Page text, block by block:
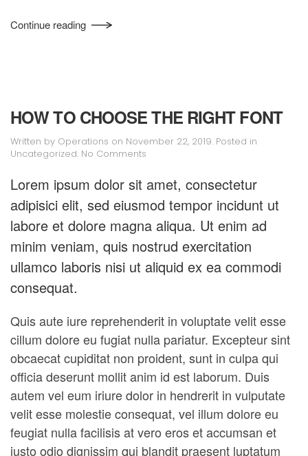
Continue reading
HOW TO CHOOSE THE RIGHT FONT
Written by Operations on November 22, 2019. Posted in
Uncategorized. No Comments
Choose
the
Right
Font
Lorem ipsum dolor sit amet, consectetur
adipisici elit, sed eiusmod tempor incidunt ut
labore et dolore magna aliqua. Ut enim ad
minim veniam, quis nostrud exercitation
ullamco laboris nisi ut aliquid ex ea commodi
consequat.
Quis aute iure reprehenderit in voluptate velit esse
cillum dolore eu fugiat nulla pariatur. Excepteur sint
obcaecat cupiditat non proident, sunt in culpa qui
officia deserunt mollit anim id est laborum. Duis
autem vel eum iriure dolor in hendrerit in vulputate
velit esse molestie consequat, vel illum dolore eu
feugiat nulla facilisis at vero eros et accumsan et
iusto odio dignissim qui blandit praesent luptatum